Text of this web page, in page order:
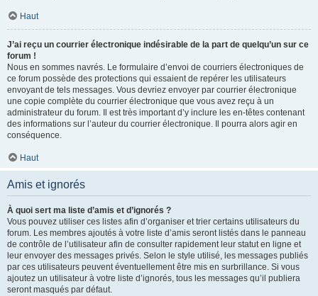
Haut
J’ai reçu un courrier électronique indésirable de la part de quelqu’un sur ce
forum !
Nous en sommes navrés. Le formulaire d’envoi de courriers électroniques de
ce forum possède des protections qui essaient de repérer les utilisateurs
envoyant de tels messages. Vous devriez envoyer par courrier électronique
une copie complète du courrier électronique que vous avez reçu à un
administrateur du forum. Il est très important d’y inclure les en-têtes contenant
des informations sur l’auteur du courrier électronique. Il pourra alors agir en
conséquence.
Haut
Amis et ignorés
À quoi sert ma liste d’amis et d’ignorés ?
Vous pouvez utiliser ces listes afin d’organiser et trier certains utilisateurs du
forum. Les membres ajoutés à votre liste d’amis seront listés dans le panneau
de contrôle de l’utilisateur afin de consulter rapidement leur statut en ligne et
leur envoyer des messages privés. Selon le style utilisé, les messages publiés
par ces utilisateurs peuvent éventuellement être mis en surbrillance. Si vous
ajoutez un utilisateur à votre liste d’ignorés, tous les messages qu’il publiera
seront masqués par défaut.